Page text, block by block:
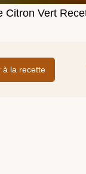
Citron Vert
à la recette